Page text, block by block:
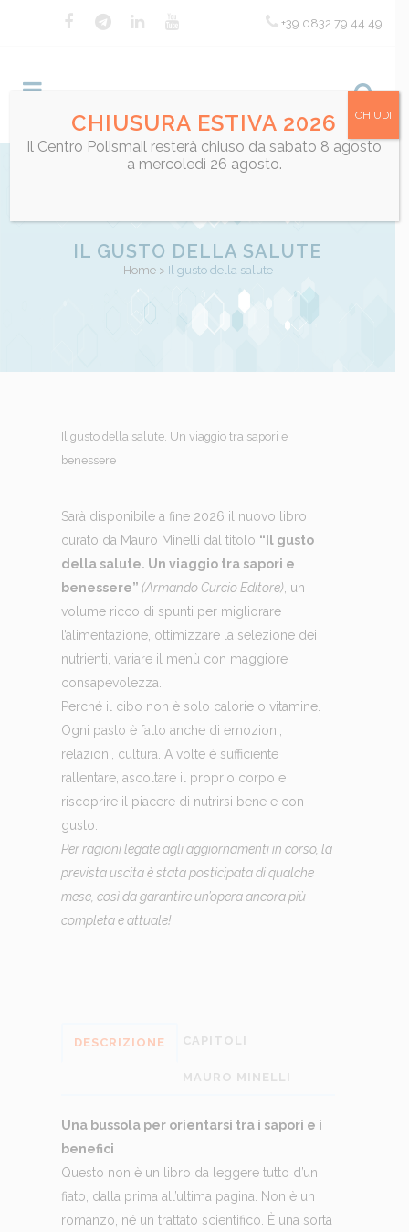
+39 0832 79 44 49
IL GUSTO DELLA SALUTE
Home> Il gusto della salute
Il gusto della salute. Un viaggio tra sapori e
benessere
Sarà disponibile a fine 2026 il nuovo libro
curato da Mauro Minelli dal titolo “Il gusto
della salute. Un viaggio tra sapori e
benessere” (Armando Curcio Editore), un
volume ricco di spunti per migliorare
l’alimentazione, ottimizzare la selezione dei
nutrienti, variare il menù con maggiore
consapevolezza.
Perché il cibo non è solo calorie o vitamine.
Ogni pasto è fatto anche di emozioni,
relazioni, cultura. A volte è sufficiente
rallentare, ascoltare il proprio corpo e
riscoprire il piacere di nutrirsi bene e con
gusto.
Per ragioni legate agli aggiornamenti in corso, la
prevista uscita è stata posticipata di qualche
mese, così da garantire un’opera ancora più
completa e attuale!
DESCRIZIONE CAPITOLI
MAURO MINELLI
Una bussola per orientarsi tra i sapori e i
benefici
Questo non è un libro da leggere tutto d’un
fiato, dalla prima all’ultima pagina. Non è un
romanzo, né un trattato scientifico. È una sorta
CHIUSURA ESTIVA 2026
Il Centro Polismail resterà chiuso da sabato 8 agosto
a mercoledì 26 agosto.
CHIUDI